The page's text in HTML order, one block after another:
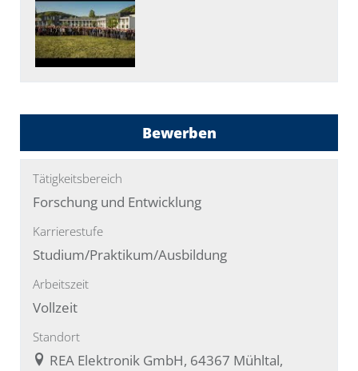
Bewerben
Tätigkeitsbereich
Forschung und Entwicklung
Karrierestufe
Studium/Praktikum/Ausbildung
Arbeitszeit
Vollzeit
Standort
REA Elektronik GmbH, 64367 Mühltal,